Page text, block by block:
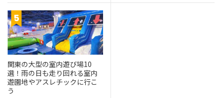
関東の大型の室内遊び場10
選！雨の日も走り回れる室内
遊園地やアスレチックに行こ
う